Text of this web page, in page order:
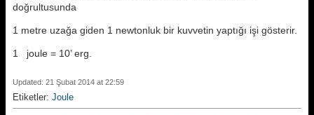
doğrultusunda
1 metre uzağa giden 1 newtonluk bir kuvvetin yaptığı işi gösterir.
1 joule = 10’ erg.
Updated: 21 Şubat 2014 at 22:59
Etiketler: Joule